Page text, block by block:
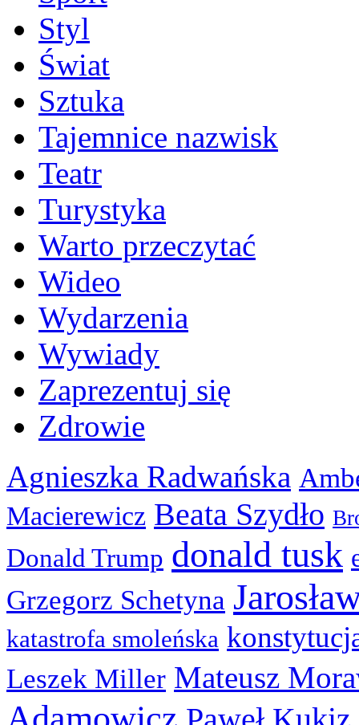
Styl
Świat
Sztuka
Tajemnice nazwisk
Teatr
Turystyka
Warto przeczytać
Wideo
Wydarzenia
Wywiady
Zaprezentuj się
Zdrowie
Agnieszka Radwańska
Macierewicz Beata Szydło
Donald Trump donald tusk
Grzegorz Schetyna
katastrofa smoleńska
Leszek Miller Mateusz